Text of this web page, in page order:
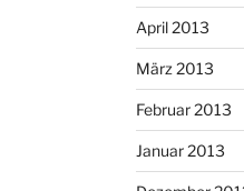
April 2013
März 2013
Februar 2013
Januar 2013